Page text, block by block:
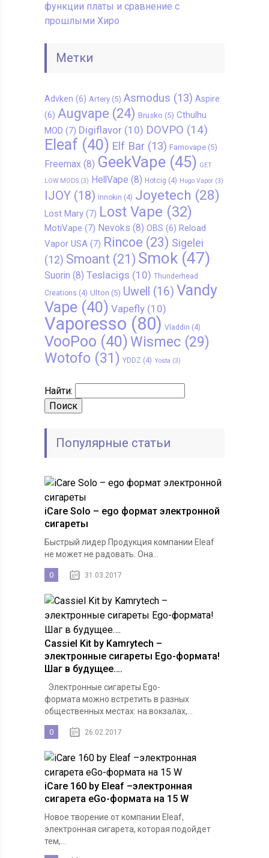
функции платы и сравнение с
прошлыми Хиро
Метки
Advken (6) Artery(5) Asmodus (13) Aspire
(6) Augvape (24) Brusko (5) Cthulhu
MOD (7) Digiflavor(10) DOVPO (14)
Eleaf (40) Elf Bar(13) Famovape(5)
Freemax (8) GeekVape(45) GET
LOW MODS(3) HellVape (8) Hotcig (4) Hugo Vapor(3)
IJOY(18) Innokin (4) Joyetech (28)
Lost Mary(7) Lost Vape (32)
MotiVape (7) Nevoks (8) OBS (6) Reload
Vapor USA(7) Rincoe (23) Sigelei
(12) Smoant (21) Smok(47)
Suorin (8) Teslacigs (10) Thunderhead
Creations (4) Ulton (5) Uwell (16) Vandy
Vape(40) Vapefly(10)
Vaporesso (80) Vladdin (4)
VooPoo (40) Wismec(29)
Wotofo (31) YDDZ (4) Yosta (3)
Найти:
Популярные статьи
iCare Solo – ego формат электронной
сигареты
Быстрый лидер Продукция компании Eleaf
не может не радовать. Она...
0 31.03.2017
Cassiel Kit by Kamrytech –
электронные сигареты Ego-формата!
Шаг в будущее….
Электронные сигареты Ego-
формата можно встретить в разных
общественных местах: на вокзалах,...
0 26.02.2017
iCare 160 by Eleaf –электронная
сигарета eGo-формата на 15 W
Новое творение от компании Eleaf,
электронная сигарета, которая подойдет
тем,...